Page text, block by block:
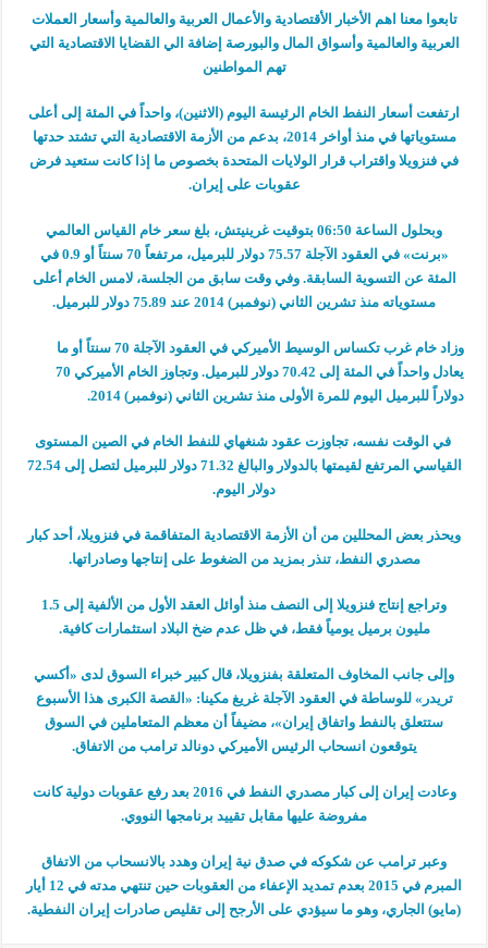
تابعوا معنا اهم الأخبار الأقتصادية والأعمال العربية والعالمية وأسعار العملات
العربية والعالمية وأسواق المال والبورصة إضافة الي القضايا الاقتصادية التي
تهم المواطنين
ارتفعت أسعار النفط الخام الرئيسة اليوم (الاثنين)، واحداً في المئة إلى أعلى
مستوياتها في منذ أواخر 2014، بدعم من الأزمة الاقتصادية التي تشتد حدتها
في فنزويلا واقتراب قرار الولايات المتحدة بخصوص ما إذا كانت ستعيد فرض
عقوبات على إيران.
وبحلول الساعة 06:50 بتوقيت غرينيتش، بلغ سعر خام القياس العالمي
«برنت» في العقود الآجلة 75.57 دولار للبرميل، مرتفعاً 70 سنتاً أو 0.9 في
المئة عن التسوية السابقة. وفي وقت سابق من الجلسة، لامس الخام أعلى
مستوياته منذ تشرين الثاني (نوفمبر) 2014 عند 75.89 دولار للبرميل.
وزاد خام غرب تكساس الوسيط الأميركي في العقود الآجلة 70 سنتاً أو ما
يعادل واحداً في المئة إلى 70.42 دولار للبرميل. وتجاوز الخام الأميركي 70
دولاراً للبرميل اليوم للمرة الأولى منذ تشرين الثاني (نوفمبر) 2014.
في الوقت نفسه، تجاوزت عقود شنغهاي للنفط الخام في الصين المستوى
القياسي المرتفع لقيمتها بالدولار والبالغ 71.32 دولار للبرميل لتصل إلى 72.54
دولار اليوم.
ويحذر بعض المحللين من أن الأزمة الاقتصادية المتفاقمة في فنزويلا، أحد كبار
مصدري النفط، تنذر بمزيد من الضغوط على إنتاجها وصادراتها.
وتراجع إنتاج فنزويلا إلى النصف منذ أوائل العقد الأول من الألفية إلى 1.5
مليون برميل يومياً فقط، في ظل عدم ضخ البلاد استثمارات كافية.
وإلى جانب المخاوف المتعلقة بفنزويلا، قال كبير خبراء السوق لدى «أكسي
تريدر» للوساطة في العقود الآجلة غريغ مكينا: «القصة الكبرى هذا الأسبوع
ستتعلق بالنفط واتفاق إيران»، مضيفاً أن معظم المتعاملين في السوق
يتوقعون انسحاب الرئيس الأميركي دونالد ترامب من الاتفاق.
وعادت إيران إلى كبار مصدري النفط في 2016 بعد رفع عقوبات دولية كانت
مفروضة عليها مقابل تقييد برنامجها النووي.
وعبر ترامب عن شكوكه في صدق نية إيران وهدد بالانسحاب من الاتفاق
المبرم في 2015 بعدم تمديد الإعفاء من العقوبات حين تنتهي مدته في 12 أيار
(مايو) الجاري، وهو ما سيؤدي على الأرجح إلى تقليص صادرات إيران النفطية.